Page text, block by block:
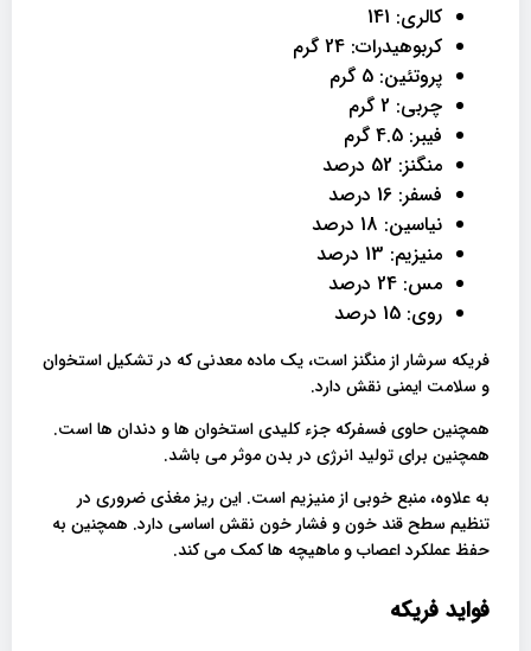
کالری: 141
کربوهیدرات: 24 گرم
پروتئین: 5 گرم
چربی: 2 گرم
فیبر: 4.5 گرم
منگنز: 52 درصد
فسفر: 16 درصد
نیاسین: 18 درصد
منیزیم: 13 درصد
مس: 24 درصد
روی: 15 درصد
فریکه سرشار از منگنز است، یک ماده معدنی که در تشکیل استخوان
و سلامت ایمنی نقش دارد.
همچنین حاوی فسفرکه جزء کلیدی استخوان ها و دندان ها است.
همچنین برای تولید انرژی در بدن موثر می باشد.
به علاوه، منبع خوبی از منیزیم است. این ریز مغذی ضروری در
تنظیم سطح قند خون و فشار خون نقش اساسی دارد. همچنین به
حفظ عملکرد اعصاب و ماهیچه ها کمک می کند.
فواید فریکه